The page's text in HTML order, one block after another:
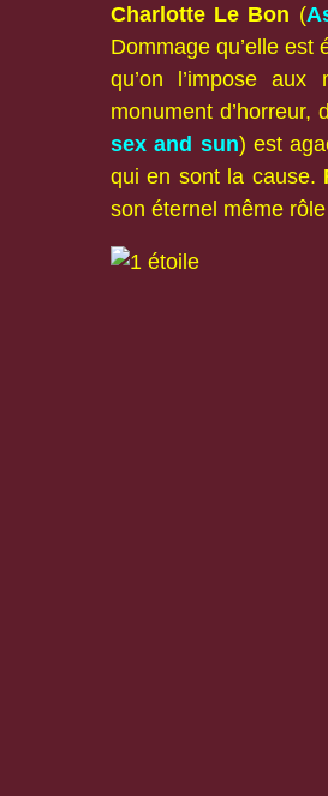
Charlotte Le Bon (
Dommage qu’elle
qu’on l’impose
monument
sex and sun) est
qui en sont la cause.
son éternel même